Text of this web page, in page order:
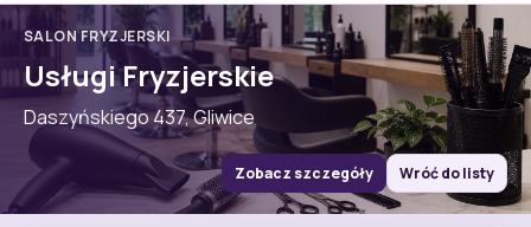
SALON FRYZJERSKI
Usługi Fryzjerskie
Daszyńskiego 437, Gliwice
Zobacz szczegóły Wróć do listy